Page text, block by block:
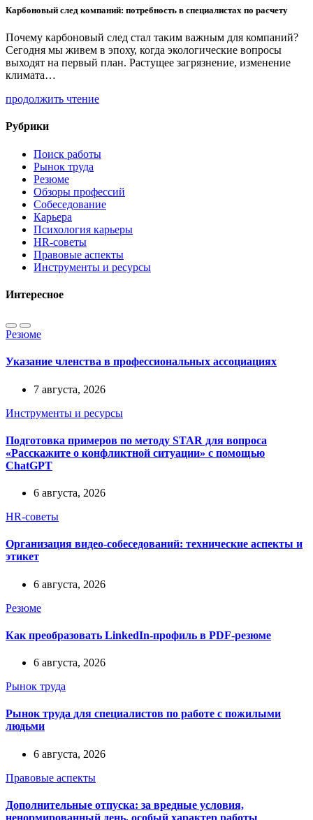
Карбоновый след компаний: потребность в специалистах по расчету
Почему карбоновый след стал таким важным для компаний?
Сегодня мы живем в эпоху, когда экологические вопросы
выходят на первый план. Растущее загрязнение, изменение
климата…
продолжить чтение
Рубрики
Поиск работы
Рынок труда
Резюме
Обзоры профессий
Собеседование
Карьера
Психология карьеры
HR-советы
Правовые аспекты
Инструменты и ресурсы
Интересное
Резюме
Указание членства в профессиональных ассоциациях
7 августа, 2026
Инструменты и ресурсы
Подготовка примеров по методу STAR для вопроса
«Расскажите о конфликтной ситуации» с помощью
ChatGPT
6 августа, 2026
HR-советы
Организация видео-собеседований: технические аспекты и
этикет
6 августа, 2026
Резюме
Как преобразовать LinkedIn-профиль в PDF-резюме
6 августа, 2026
Рынок труда
Рынок труда для специалистов по работе с пожилыми
людьми
6 августа, 2026
Правовые аспекты
Дополнительные отпуска: за вредные условия,
ненормированный день, особый характер работы